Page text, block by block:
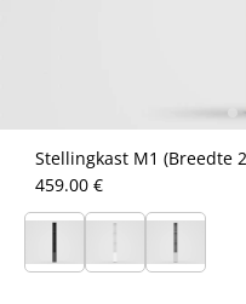
Stellingkast M1 (Breedte
459.00 €